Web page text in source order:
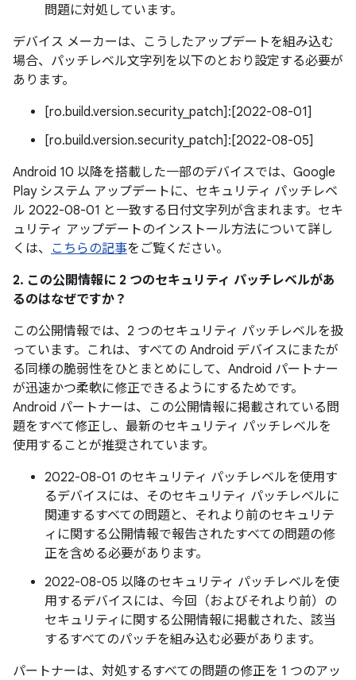
問題に対処しています。
デバイス メーカーは、こうしたアップデートを組み込む
場合、パッチレベル文字列を以下のとおり設定する必要が
あります。
[ro.build.version.security_patch]:[2022-08-01]
[ro.build.version.security_patch]:[2022-08-05]
Android 10 以降を搭載した一部のデバイスでは、Google
Play システム アップデートに、セキュリティ パッチレベ
ル 2022-08-01 と一致する日付文字列が含まれます。セキ
ュリティ アップデートのインストール方法について詳し
くは、 こちらの記事をご覧ください。
2. この公開情報に 2 つのセキュリティ パッチレベルがあ
るのはなぜですか？
この公開情報では、2 つのセキュリティ パッチレベルを扱
っています。これは、すべての Android デバイスにまたが
る同様の脆弱性をひとまとめにして、Android パートナー
が迅速かつ柔軟に修正できるようにするためです。
Android パートナーは、この公開情報に掲載されている問
題をすべて修正し、最新のセキュリティ パッチレベルを
使用することが推奨されています。
2022-08-01 のセキュリティ パッチレベルを使用す
るデバイスには、そのセキュリティ パッチレベルに
関連するすべての問題と、それより前のセキュリテ
ィに関する公開情報で報告されたすべての問題の修
正を含める必要があります。
2022-08-05 以降のセキュリティ パッチレベルを使
用するデバイスには、今回（およびそれより前）の
セキュリティに関する公開情報に掲載された、該当
するすべてのパッチを組み込む必要があります。
パートナーは、対処するすべての問題の修正を 1 つのアッ